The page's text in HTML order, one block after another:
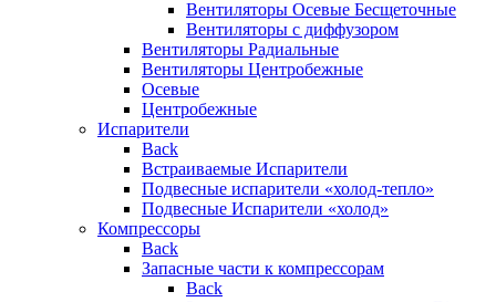
Вентиляторы Осевые Бесщеточные
Вентиляторы с диффузором
Вентиляторы Радиальные
Вентиляторы Центробежные
Осевые
Центробежные
Испарители
Back
Встраиваемые Испарители
Подвесные испарители «холод-тепло»
Подвесные Испарители «холод»
Компрессоры
Back
Запасные части к компрессорам
Back